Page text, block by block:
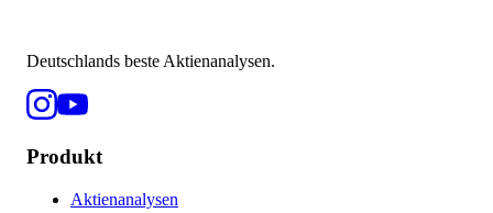
Deutschlands beste Aktienanalysen.
Produkt
Aktienanalysen